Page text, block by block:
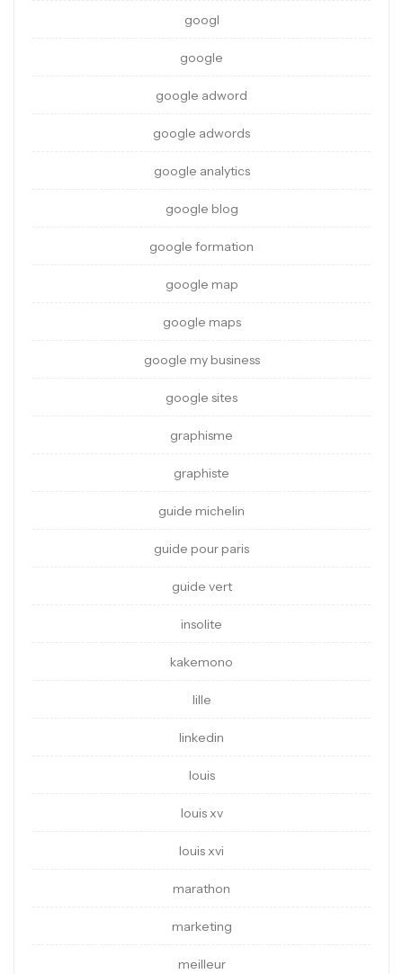
googl
google
google adword
google adwords
google analytics
google blog
google formation
google map
google maps
google my business
google sites
graphisme
graphiste
guide michelin
guide pour paris
guide vert
insolite
kakemono
lille
linkedin
louis
louis xv
louis xvi
marathon
marketing
meilleur